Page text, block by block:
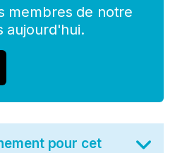
membres de notre
aujourd'hui.
pour cet